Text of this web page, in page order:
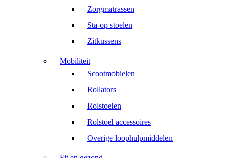
Zorgmatrassen
Sta-op stoelen
Zitkussens
Mobiliteit
Scootmobielen
Rollators
Rolstoelen
Rolstoel accessoires
Overige loophulpmiddelen